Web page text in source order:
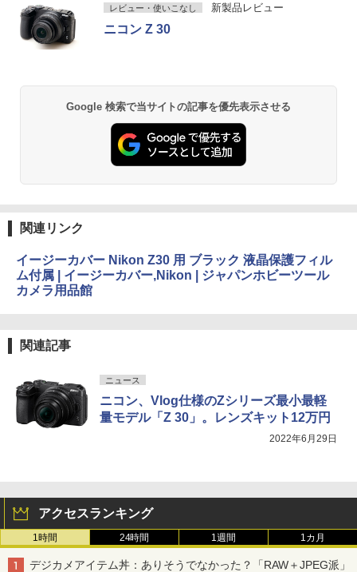
レビュー・使いこなし 新製品レビュー
ニコン Z 30
Google 検索で当サイトの記事を優先表示させる
関連リンク
イージーカバー Nikon Z30 用 ブラック 液晶保護フィル
ム付属 | イージーカバー,Nikon | ジャパンホビーツール
カメラ用品館
関連記事
ニュース
ニコン、Vlog仕様のZシリーズ最小最軽
量モデル「Z 30」。レンズキット12万円
2022年6月29日
アクセスランキング
1時間 24時間 1週間 1カ月
デジカメアイテム丼：ありそうでなかった？「RAW＋JPEG派」